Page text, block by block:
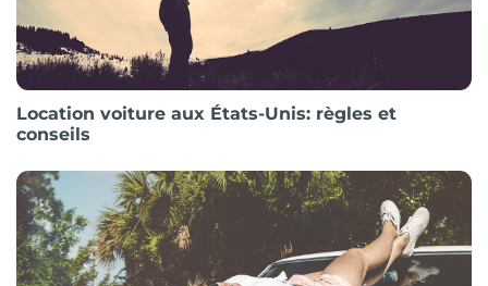
Location voiture aux États-Unis: règles et
conseils